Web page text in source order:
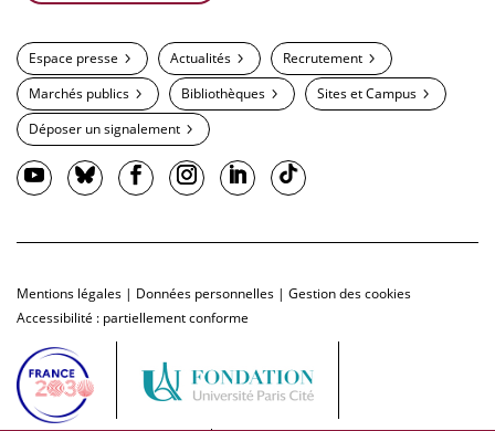
Espace presse Actualités
Recrutement
Marchés publics
Bibliothèques
Sites et Campus
Déposer un signalement
Mentions légales | Données personnelles | Gestion des cookies
Accessibilité : partiellement conforme